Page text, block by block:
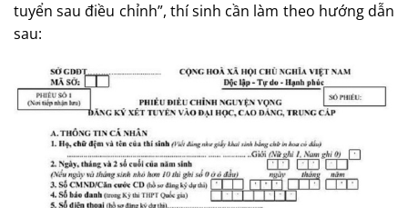
tuyển sau điều chỉnh”, thí sinh cần làm theo hướng dẫn
sau: